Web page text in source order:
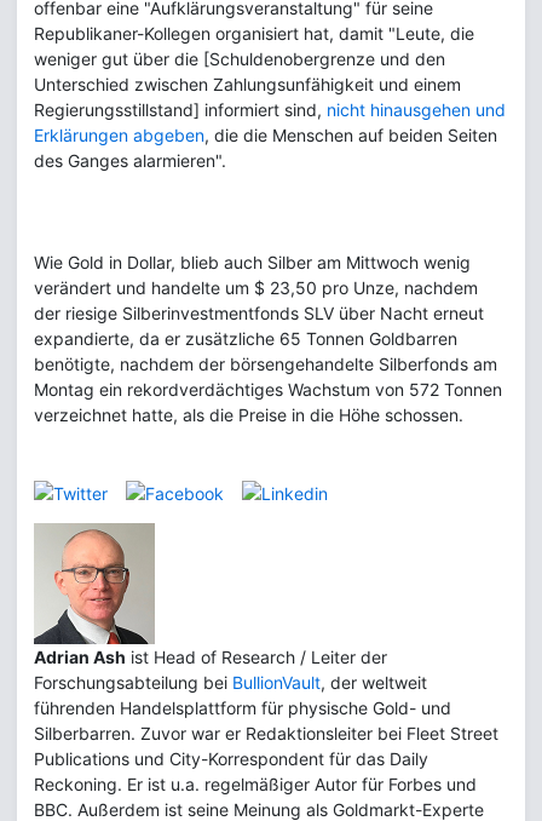
offenbar eine "Aufklärungsveranstaltung" für seine
Republikaner-Kollegen organisiert hat, damit "Leute, die
weniger gut über die [Schuldenobergrenze und den
Unterschied zwischen Zahlungsunfähigkeit und einem
Regierungsstillstand] informiert sind, nicht hinausgehen und
Erklärungen abgeben, die die Menschen auf beiden Seiten
des Ganges alarmieren".
Wie Gold in Dollar, blieb auch Silber am Mittwoch wenig
verändert und handelte um $ 23,50 pro Unze, nachdem
der riesige Silberinvestmentfonds SLV über Nacht erneut
expandierte, da er zusätzliche 65 Tonnen Goldbarren
benötigte, nachdem der börsengehandelte Silberfonds am
Montag ein rekordverdächtiges Wachstum von 572 Tonnen
verzeichnet hatte, als die Preise in die Höhe schossen.
Adrian Ash ist Head of Research / Leiter der
Forschungsabteilung bei BullionVault, der weltweit
führenden Handelsplattform für physische Gold- und
Silberbarren. Zuvor war er Redaktionsleiter bei Fleet Street
Publications und City-Korrespondent für das Daily
Reckoning. Er ist u.a. regelmäßiger Autor für Forbes und
BBC. Außerdem ist seine Meinung als Goldmarkt-Experte